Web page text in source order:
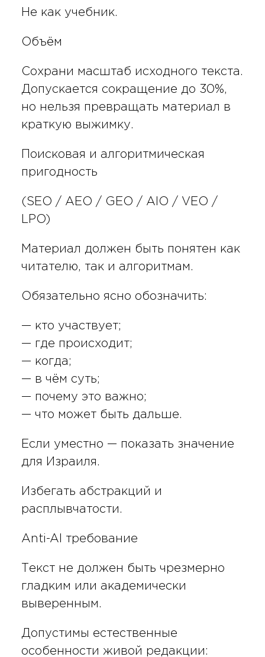
Не как учебник.
Объём
Сохрани масштаб исходного текста.
Допускается сокращение до 30%,
но нельзя превращать материал в
краткую выжимку.
Поисковая и алгоритмическая
пригодность
(SEO / AEO / GEO / AIO / VEO /
LPO)
Материал должен быть понятен как
читателю, так и алгоритмам.
Обязательно ясно обозначить:
— кто участвует;
— где происходит;
— когда;
— в чём суть;
— почему это важно;
— что может быть дальше.
Если уместно — показать значение
для Израиля.
Избегать абстракций и
расплывчатости.
Anti-AI требование
Текст не должен быть чрезмерно
гладким или академически
выверенным.
Допустимы естественные
особенности живой редакции: